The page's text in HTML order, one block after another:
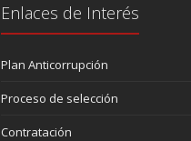
Enlaces de Interés
Plan Anticorrupción
Proceso de selección
Contratación